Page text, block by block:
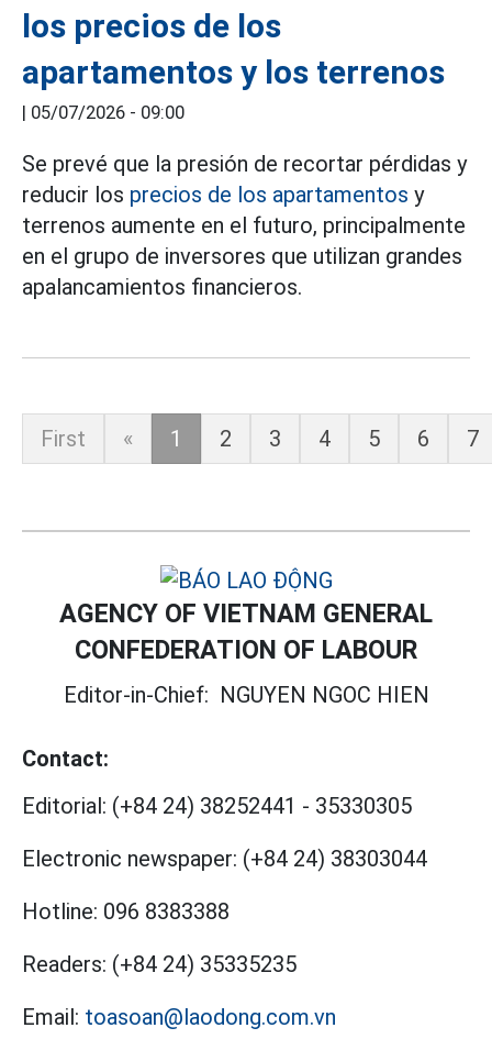
los precios de los
apartamentos y los terrenos
| 05/07/2026 - 09:00
Se prevé que la presión de recortar pérdidas y
reducir los precios de los apartamentos y
terrenos aumente en el futuro, principalmente
en el grupo de inversores que utilizan grandes
apalancamientos financieros.
First « 1 2 3 4 5 6 7
AGENCY OF VIETNAM GENERAL
CONFEDERATION OF LABOUR
Editor-in-Chief: NGUYEN NGOC HIEN
Contact:
Editorial: (+84 24) 38252441 - 35330305
Electronic newspaper: (+84 24) 38303044
Hotline: 096 8383388
Readers: (+84 24) 35335235
Email: toasoan@laodong.com.vn